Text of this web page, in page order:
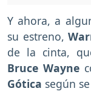
Y ahora, a
su estreno,
de la cinta,
Bruce Wayne
Gótica según